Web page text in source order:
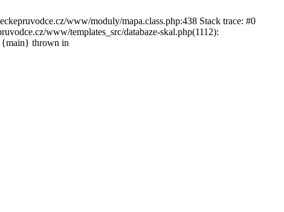
www/moduly/mapa.class.php:438 Stack trace: #0
www/templates_src/databaze-skal.php(1112):
{main} thrown in